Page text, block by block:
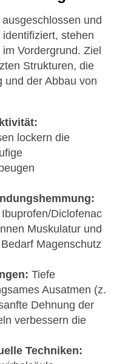
und
stehen
Vordergrund. Ziel
Strukturen, die
und der Abbau von
lockern die
Diclofenac
Muskulatur und
Magenschutz
Tiefe
Ausatmen (z.
Dehnung der
verbessern die
Techniken: